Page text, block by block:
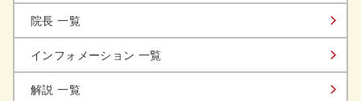
院長 一覧
インフォメーション 一覧
解説 一覧